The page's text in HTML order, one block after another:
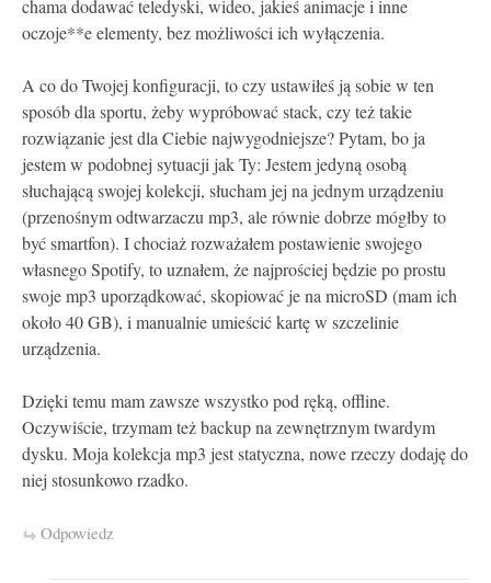
chama dodawać teledyski, wideo, jakieś animacje i inne
oczoje**e elementy, bez możliwości ich wyłączenia.
A co do Twojej konfiguracji, to czy ustawiłeś ją sobie w ten
sposób dla sportu, żeby wypróbować stack, czy też takie
rozwiązanie jest dla Ciebie najwygodniejsze? Pytam, bo ja
jestem w podobnej sytuacji jak Ty: Jestem jedyną osobą
słuchającą swojej kolekcji, słucham jej na jednym urządzeniu
(przenośnym odtwarzaczu mp3, ale równie dobrze mógłby to
być smartfon). I chociaż rozważałem postawienie swojego
własnego Spotify, to uznałem, że najprościej będzie po prostu
swoje mp3 uporządkować, skopiować je na microSD (mam ich
około 40 GB), i manualnie umieścić kartę w szczelinie
urządzenia.
Dzięki temu mam zawsze wszystko pod ręką, offline.
Oczywiście, trzymam też backup na zewnętrznym twardym
dysku. Moja kolekcja mp3 jest statyczna, nowe rzeczy dodaję do
niej stosunkowo rzadko.
Odpowiedz